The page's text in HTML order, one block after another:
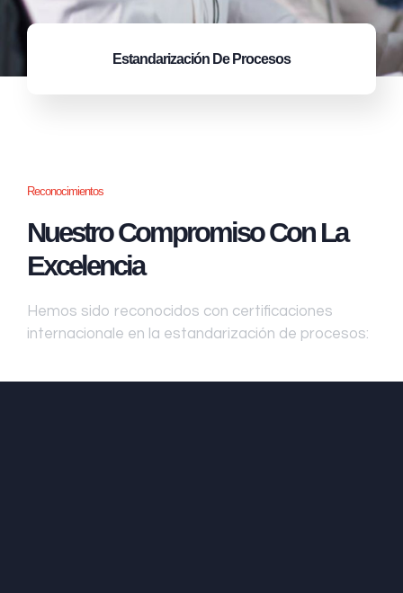
Estandarización De Procesos
Reconocimientos
Nuestro Compromiso Con La
Excelencia
Hemos sido reconocidos con certificaciones
internacionale en la estandarización de procesos: